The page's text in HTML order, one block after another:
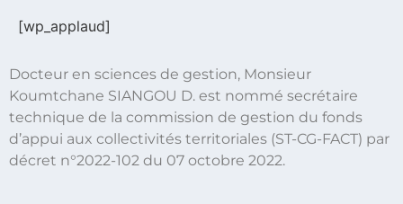
[wp_applaud]
Docteur en sciences de gestion, Monsieur
Koumtchane SIANGOU D. est nommé secrétaire
technique de la commission de gestion du fonds
d’appui aux collectivités territoriales (ST-CG-FACT) par
décret n°2022-102 du 07 octobre 2022.